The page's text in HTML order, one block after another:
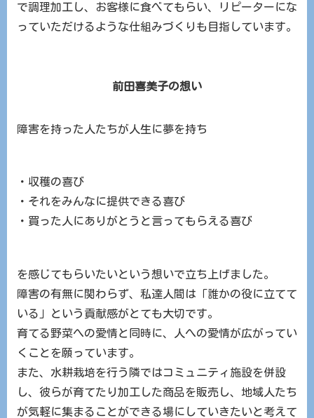
で調理加工し、お客様に食べてもらい、リピーターにな
っていただけるような仕組みづくりも目指しています。
前田喜美子の想い
障害を持った人たちが人生に夢を持ち
・収穫の喜び
・それをみんなに提供できる喜び
・買った人にありがとうと言ってもらえる喜び
を感じてもらいたいという想いで立ち上げました。
障害の有無に関わらず、私達人間は「誰かの役に立てて
いる」という貢献感がとても大切です。
育てる野菜への愛情と同時に、人への愛情が広がってい
くことを願っています。
また、水耕栽培を行う隣ではコミュニティ施設を併設
し、彼らが育てたり加工した商品を販売し、地域人たち
が気軽に集まることができる場にしていきたいと考えて